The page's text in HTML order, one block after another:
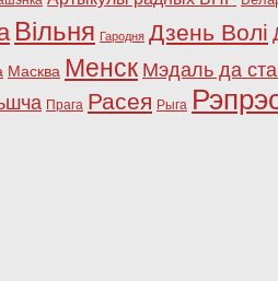
Вільня Гародня Дзень Волі
Масква Менск Мэдаль да
Прага Расея Рыга